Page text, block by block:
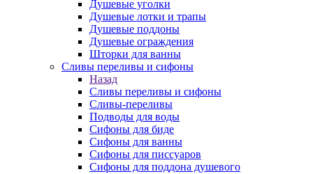
Душевые уголки
Душевые лотки и трапы
Душевые поддоны
Душевые ограждения
Шторки для ванны
Сливы переливы и сифоны
Назад
Сливы переливы и сифоны
Сливы-переливы
Подводы для воды
Сифоны для биде
Сифоны для ванны
Сифоны для писсуаров
Сифоны для поддона душевого